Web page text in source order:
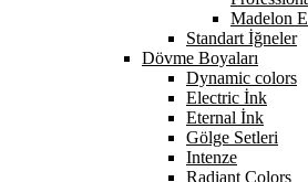
Madelon
Standart İğneler
Dövme Boyaları
Dynamic colors
Electric İnk
Eternal İnk
Gölge Setleri
Intenze
Radiant Colors